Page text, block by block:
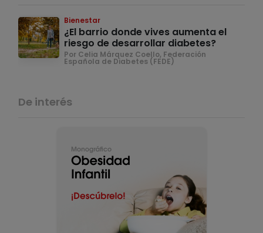
Bienestar
¿El barrio donde vives aumenta el
riesgo de desarrollar diabetes?
Por Celia Márquez Coello, Federación
Española de Diabetes (FEDE)
De interés